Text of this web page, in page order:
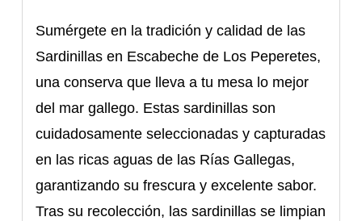
Sumérgete en la tradición y calidad de las
Sardinillas en Escabeche de Los Peperetes,
una conserva que lleva a tu mesa lo mejor
del mar gallego. Estas sardinillas son
cuidadosamente seleccionadas y capturadas
en las ricas aguas de las Rías Gallegas,
garantizando su frescura y excelente sabor.
Tras su recolección, las sardinillas se limpian